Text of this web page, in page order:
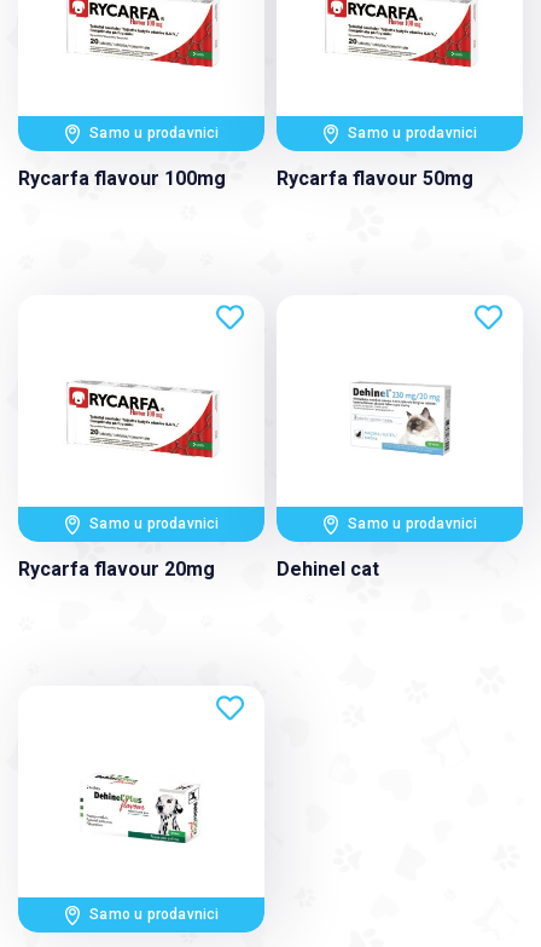
Samo u prodavnici
Rycarfa flavour 100mg
Samo u prodavnici
Rycarfa flavour 50mg
Samo u prodavnici
Rycarfa flavour 20mg
Samo u prodavnici
Dehinel cat
Samo u prodavnici